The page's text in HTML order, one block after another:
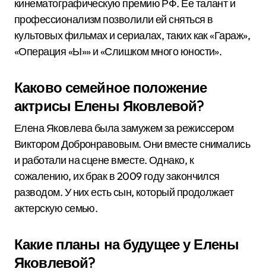
кинематографическую премию РФ. Ее талант и
профессионализм позволили ей сняться в
культовых фильмах и сериалах, таких как «Гараж»,
«Операция «Ы»» и «Слишком много юности».
Каково семейное положение
актрисы Елены Яковлевой?
Елена Яковлева была замужем за режиссером
Виктором Добронравовым. Они вместе снимались
и работали на сцене вместе. Однако, к
сожалению, их брак в 2009 году закончился
разводом. У них есть сын, который продолжает
актерскую семью.
Какие планы на будущее у Елены
Яковлевой?